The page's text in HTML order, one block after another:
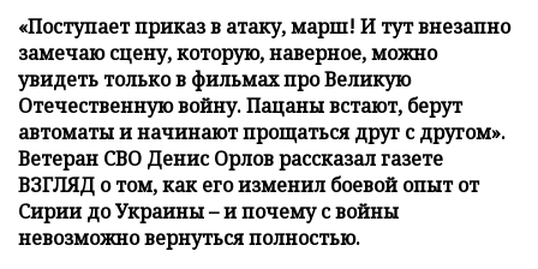
«Поступает приказ в атаку, марш! И тут внезапно
замечаю сцену, которую, наверное, можно
увидеть только в фильмах про Великую
Отечественную войну. Пацаны встают, берут
автоматы и начинают прощаться друг с другом».
Ветеран СВО Денис Орлов рассказал газете
ВЗГЛЯД о том, как его изменил боевой опыт от
Сирии до Украины – и почему с войны
невозможно вернуться полностью.